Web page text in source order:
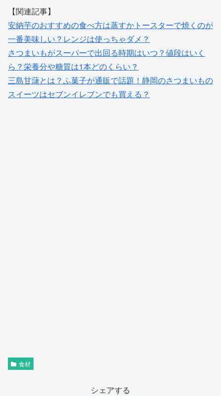
【関連記事】
安納芋のおすすめの食べ方は蒸すかトースターで焼くのが
一番美味しい？レンジは使っちゃダメ？
さつまいもがスーパーで出回る時期はいつ？値段はいく
ら？栄養分や糖質は1本どのくらい？
三島甘藷とは？ふ菓子が通販で話題！静岡のさつまいもの
スイーツはセブンイレブンでも買える？
食材
シェアする